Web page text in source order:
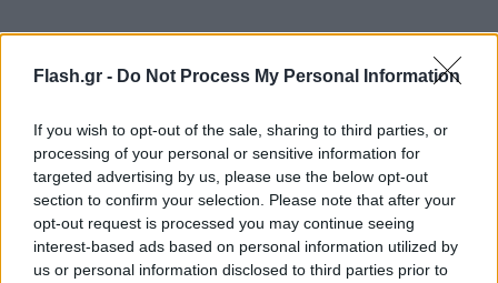
Flash.gr - Do Not Process My Personal Information
If you wish to opt-out of the sale, sharing to third parties, or
processing of your personal or sensitive information for
targeted advertising by us, please use the below opt-out
section to confirm your selection. Please note that after your
opt-out request is processed you may continue seeing
interest-based ads based on personal information utilized by
us or personal information disclosed to third parties prior to